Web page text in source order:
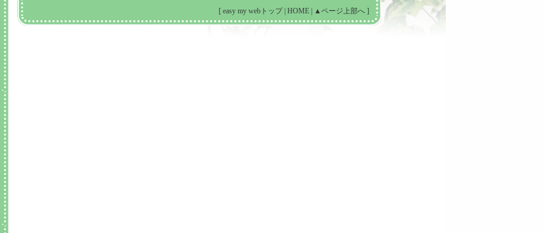
[ easy my webトップ| HOME ▲ページ上部へ ]